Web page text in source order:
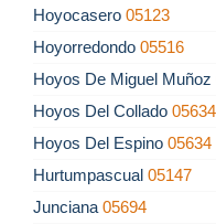
Hoyocasero 05123
Hoyorredondo 05516
Hoyos De Miguel Muñoz
Hoyos Del Collado 05634
Hoyos Del Espino 05634
Hurtumpascual 05147
Junciana 05694